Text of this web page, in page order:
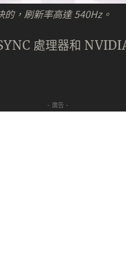
，刷新率高達 540Hz。
處理器和
- 廣告 -